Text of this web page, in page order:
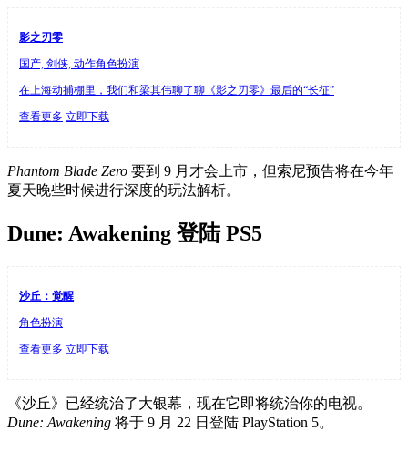
影之刃零
国产, 剑侠, 动作角色扮演
在上海动捕棚里，我们和梁其伟聊了聊《影之刃零》最后的“长征”
查看更多 立即下载
Phantom Blade Zero 要到 9 月才会上市，但索尼预告将在今年
夏天晚些时候进行深度的玩法解析。
Dune: Awakening 登陆 PS5
沙丘：觉醒
角色扮演
查看更多 立即下载
《沙丘》已经统治了大银幕，现在它即将统治你的电视。
Dune: Awakening 将于 9 月 22 日登陆 PlayStation 5。